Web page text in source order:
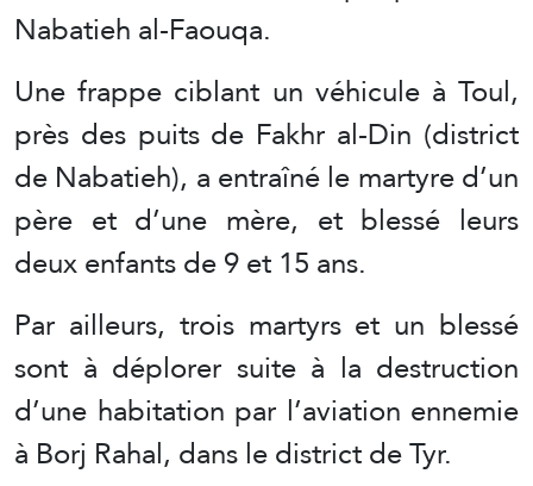
Nabatieh al-Faouqa.
Une frappe ciblant un véhicule à Toul,
près des puits de Fakhr al-Din (district
de Nabatieh), a entraîné le martyre d’un
père et d’une mère, et blessé leurs
deux enfants de 9 et 15 ans.
Par ailleurs, trois martyrs et un blessé
sont à déplorer suite à la destruction
d’une habitation par l’aviation ennemie
à Borj Rahal, dans le district de Tyr.